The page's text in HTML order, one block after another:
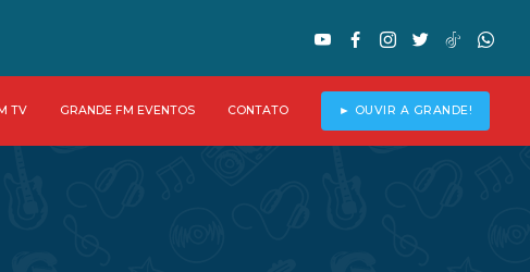
TV GRANDE FM EVENTOS CONTATO ► OUVIR A GRANDE!